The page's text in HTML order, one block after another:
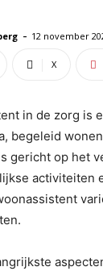
- 12 november
X
in de zorg is
begeleid
gericht op het
activiteiten